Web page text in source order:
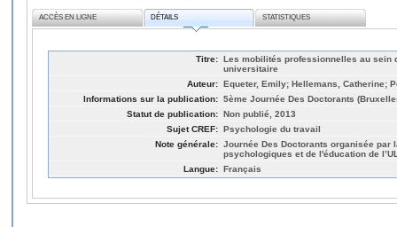
ACCÈS EN LIGNE DÉTAILS STATISTIQUES
Titre: Les mobilités professionnelles au sein
universitaire
Auteur: Equeter, Emily; Hellemans, Catherine;
Informations sur la publication: 5ème Journée Des Doctorants
Statut de publication: Non publié, 2013
Sujet CREF: Psychologie du travail
Note générale: Journée Des Doctorants organisée par
psychologiques et de l'éducation de
Langue: Français